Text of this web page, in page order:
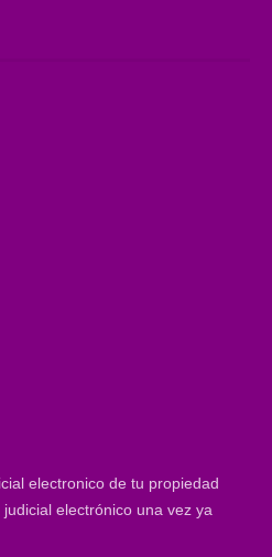
electronico de tu propiedad
electrónico una vez ya